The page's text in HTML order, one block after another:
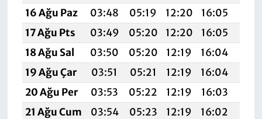
16 Ağu Paz
03:48 05:19 12:20 16:05
17 Ağu Pts
03:49 05:20 12:20 16:05
18 Ağu Sal
03:50 05:20 12:19 16:04
19 Ağu Çar
03:51 05:21 12:19 16:04
20 Ağu Per
03:53 05:22 12:19 16:03
21 Ağu Cum
03:54 05:23 12:19 16:02